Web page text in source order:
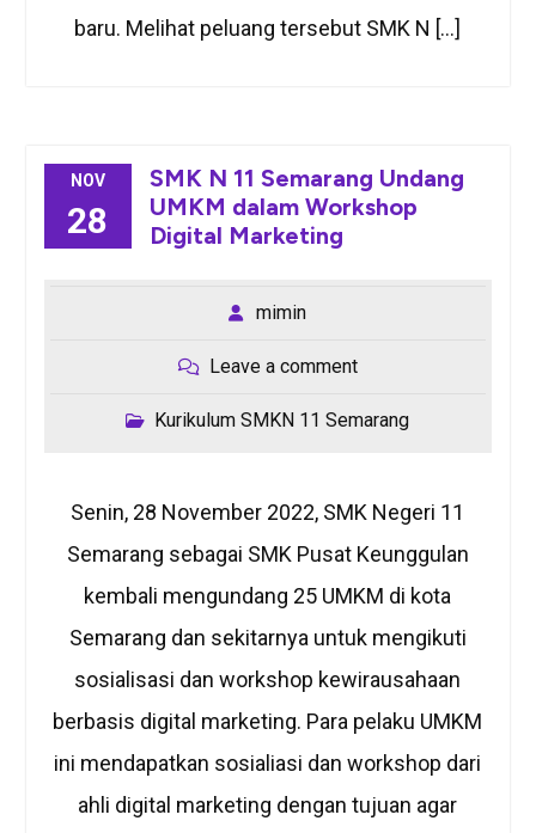
baru. Melihat peluang tersebut SMK N […]
NOV
28
SMK N 11 Semarang Undang
UMKM dalam Workshop
Digital Marketing
mimin
Leave a comment
Kurikulum SMKN 11 Semarang
Senin, 28 November 2022, SMK Negeri 11
Semarang sebagai SMK Pusat Keunggulan
kembali mengundang 25 UMKM di kota
Semarang dan sekitarnya untuk mengikuti
sosialisasi dan workshop kewirausahaan
berbasis digital marketing. Para pelaku UMKM
ini mendapatkan sosialiasi dan workshop dari
ahli digital marketing dengan tujuan agar